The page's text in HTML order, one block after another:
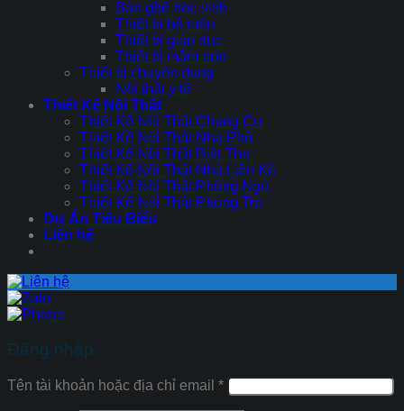
Bàn ghế học sinh
Thiết bị bộ môn
Thiết bị giáo dục
Thiết bị mầm non
Thiết bị chuyên dụng
Nội thất y tế
Thiết Kế Nội Thất
Thiết Kế Nội Thất Chung Cư
Thiết Kế Nội Thất Nhà Phố
Thiết Kế Nội Thất Biệt Thự
Thiết Kế Nội Thất Nhà Liền Kề
Thiết Kế Nội Thất Phòng Ngủ
Thiết Kế Nội Thất Phòng Trẻ
Dự Án Tiêu Biểu
Liên hệ
Đăng nhập
Tên tài khoản hoặc địa chỉ email *